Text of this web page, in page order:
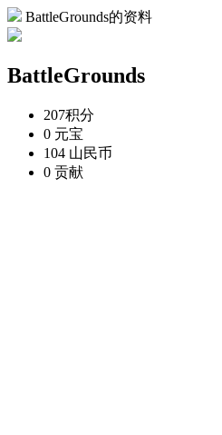
BattleGrounds的资料
BattleGrounds
207积分
0 元宝
104 山民币
0 贡献